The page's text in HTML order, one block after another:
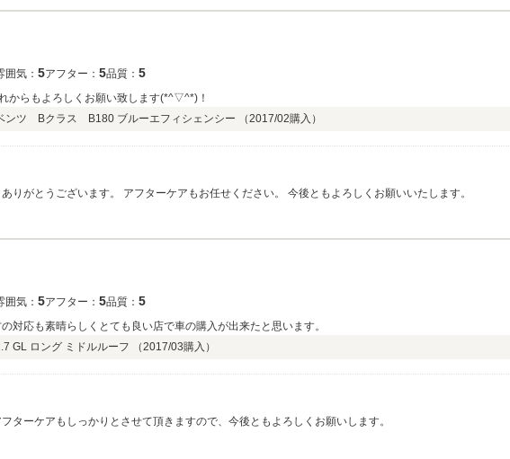
囲気： 5アフター： 5品質： 5
からもよろしくお願い致します(*^▽^*)！
ンツ Bクラス B180 ブルーエフィシェンシー （2017/02購入）
りがとうございます。 アフターケアもお任せください。 今後ともよろしくお願いいたします。
囲気： 5アフター： 5品質： 5
対応も素晴らしくとても良い店で車の購入が出来たと思います。
GL ロング ミドルルーフ （2017/03購入）
ターケアもしっかりとさせて頂きますので、今後ともよろしくお願いします。